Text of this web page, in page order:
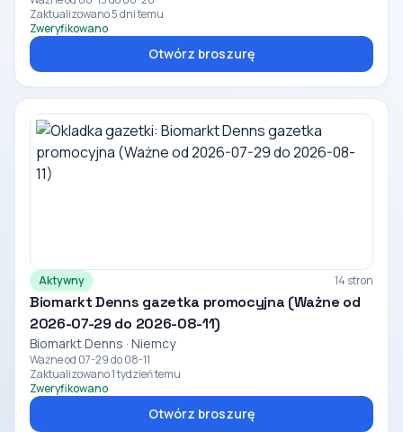
Zaktualizowano 5 dni temu
Zweryfikowano
Otwórz broszurę
Aktywny 14 stron
Biomarkt Denns gazetka promocyjna (Ważne od
2026-07-29 do 2026-08-11)
Biomarkt Denns · Niemcy
Ważne od 07-29 do 08-11
Zaktualizowano 1 tydzień temu
Zweryfikowano
Otwórz broszurę